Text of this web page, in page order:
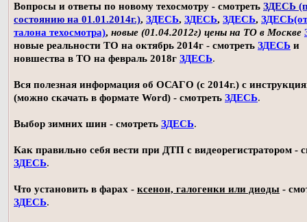
Вопросы и ответы по новому техосмотру - смотреть ЗДЕСЬ
состоянию на 01.01.2014г.), ЗДЕСЬ, ЗДЕСЬ, ЗДЕСЬ,
талона техосмотра), новые (01.04.2012г) цены на ТО в Москве
новые реальности ТО на октябрь 2014г - смотреть ЗДЕСЬ и
новшества в ТО на февраль 2018г ЗДЕСЬ.
Вся полезная информация об ОСАГО (с 2014г.) с
(можно скачать в формате Word) - смотреть ЗДЕСЬ.
Выбор зимних шин - смотреть ЗДЕСЬ.
Как правильно себя вести при ДТП с видеорегистратором -
ЗДЕСЬ.
Что установить в фарах - ксенон, галогенки или диоды -
ЗДЕСЬ.